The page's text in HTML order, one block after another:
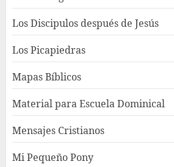
Los Discipulos después de Jesús
Los Picapiedras
Mapas Bíblicos
Material para Escuela Dominical
Mensajes Cristianos
Mi Pequeño Pony